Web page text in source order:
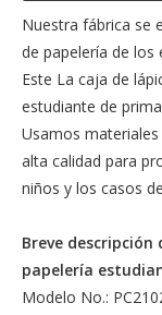
Nuestra fábrica se
de papelería de los
Este La caja de
estudiante de
Usamos
alta calidad para
niños y los casos
Breve
papelería
Modelo No.: